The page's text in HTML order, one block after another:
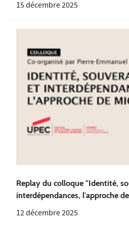
15 décembre 2025
Replay du colloque "Identité,
interdépendances, l'approche
12 décembre 2025